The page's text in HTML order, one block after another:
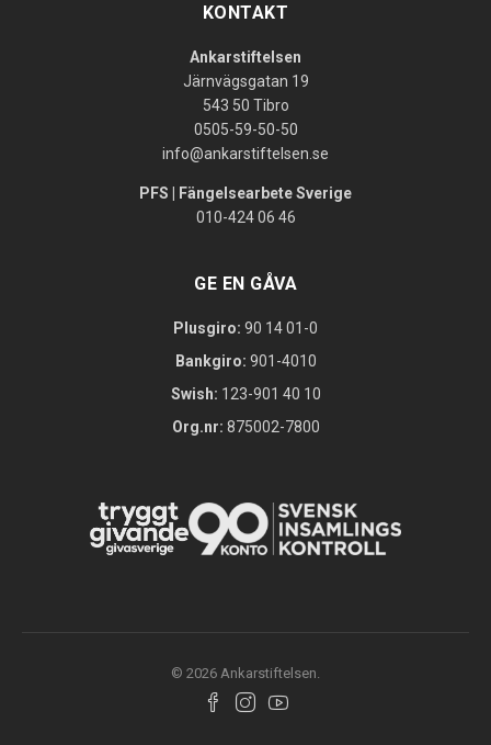
KONTAKT
Ankarstiftelsen
Järnvägsgatan 19
543 50 Tibro
0505-59-50-50
info@ankarstiftelsen.se
PFS | Fängelsearbete Sverige
010-424 06 46
GE EN GÅVA
Plusgiro: 90 14 01-0
Bankgiro: 901-4010
Swish: 123-901 40 10
Org.nr: 875002-7800
© 2026 Ankarstiftelsen.